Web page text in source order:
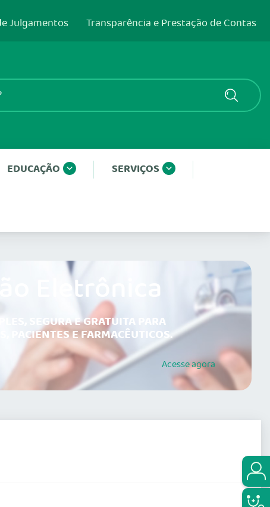
Julgamentos Transparência e Prestação de Contas
EDUCAÇÃO SERVIÇOS
Eletrônica
SEGURA E GRATUITA PARA
PACIENTES E FARMACÊUTICOS.
Acesseagora